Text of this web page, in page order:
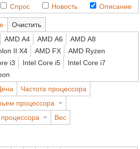
Спрос Новость Описание
Очистить
AMD A4 AMD A6
AMD A8
II X4 AMD FX
AMD Ryzen
i3 Intel Core i5
Intel Core i7
Частота процессора
процессора
Вес